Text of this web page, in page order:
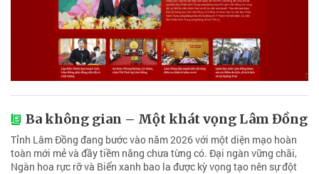
Ba không gian – Một khát vọng Lâm Đồng
Tỉnh Lâm Đồng đang bước vào năm 2026 với một diện mạo hoàn
toàn mới mẻ và đầy tiềm năng chưa từng có. Đại ngàn vững chãi,
Ngàn hoa rực rỡ và Biển xanh bao la được kỳ vọng tạo nên sự đột